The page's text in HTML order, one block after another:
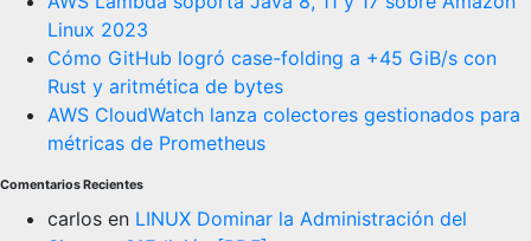
Linux 2023
Cómo GitHub logró case-folding a +45 GiB/s con
Rust y aritmética de bytes
AWS CloudWatch lanza colectores gestionados para
métricas de Prometheus
Comentarios Recientes
carlos en LINUX Dominar la Administración del